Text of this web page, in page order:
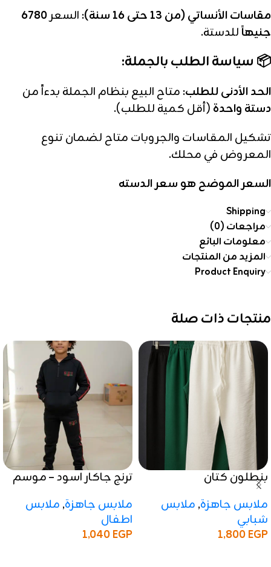
مقاسات الأنساتي (من 13 حتى 16 سنة):
السعر6780
جنيهاًللدستة.
📦 سياسة الطلب بالجملة:
الحد الأدنى للطلب: متاح البيع بنظام الجملة بدءاً من
دستة واحدة (أقل كمية للطلب).
تشكيل المقاسات والجروبات متاح لضمان تنوع
المعروض في محلك.
السعر الموضح هو سعر الدسته
Shipping
مراجعات (0)
معلومات البائع
المزيد من المنتجات
Product Enquiry
منتجات ذات صلة
بنطلون كتان
ملابس جاهزة, ملابس
شبابي
1,800EGP
ترنج جاكار اسود – موسم
ملابس جاهزة, ملابس
اطفال
1,040EGP